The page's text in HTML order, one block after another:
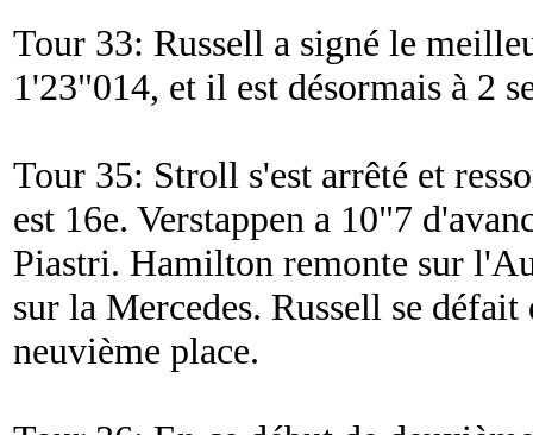
Tour 33: Russell a signé le
1'23"014, et il est désormais à 2
Tour 35: Stroll s'est arrêté et
est 16e. Verstappen a 10"7
Piastri. Hamilton remonte sur
sur la Mercedes. Russell se
neuvième place.